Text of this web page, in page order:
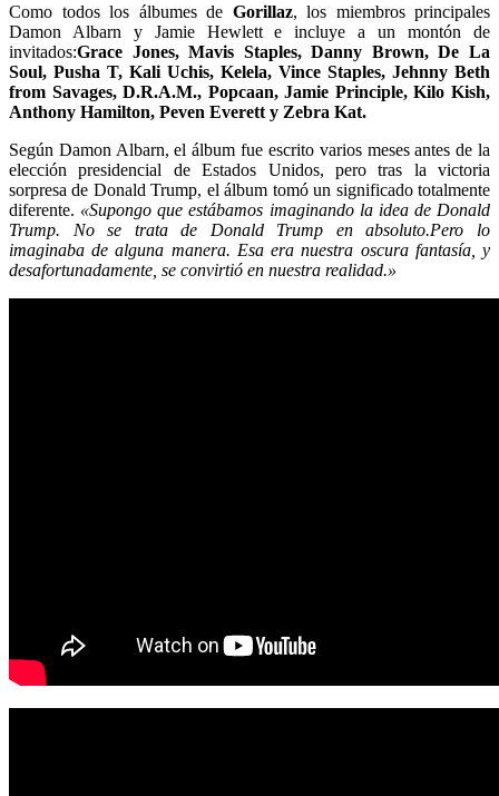
Como todos los álbumes de Gorillaz, los miembros principales
Damon Albarn y Jamie Hewlett e incluye a un montón de
invitados:Grace Jones, Mavis Staples, Danny Brown, De La
Soul, Pusha T, Kali Uchis, Kelela, Vince Staples, Jehnny Beth
from Savages, D.R.A.M., Popcaan, Jamie Principle, Kilo Kish,
Anthony Hamilton, Peven Everett y Zebra Kat.
Según Damon Albarn, el álbum fue escrito varios meses antes de la
elección presidencial de Estados Unidos, pero tras la victoria
sorpresa de Donald Trump, el álbum tomó un significado totalmente
diferente. «Supongo que estábamos imaginando la idea de Donald
Trump. No se trata de Donald Trump en absoluto.Pero lo
imaginaba de alguna manera. Esa era nuestra oscura fantasía, y
desafortunadamente, se convirtió en nuestra realidad.»